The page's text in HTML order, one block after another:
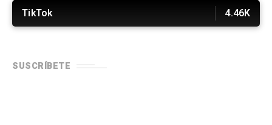
TikTok 4.46K
SUSCRÍBETE